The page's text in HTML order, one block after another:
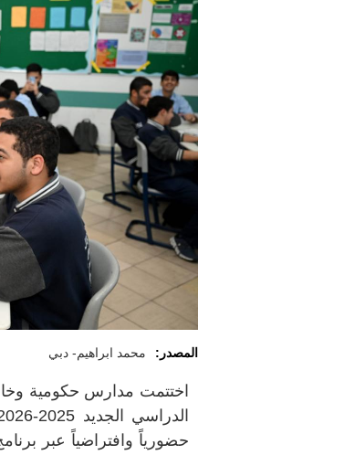
المصدر: محمد ابراهيم- دبي
اختتمت مدارس حكومية
حضورياً وافتراضياً عبر